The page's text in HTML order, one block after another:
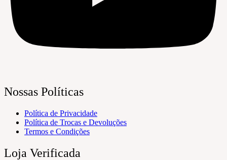
Nossas Políticas
Política de Privacidade
Política de Trocas e Devoluções
Termos e Condições
Loja Verificada